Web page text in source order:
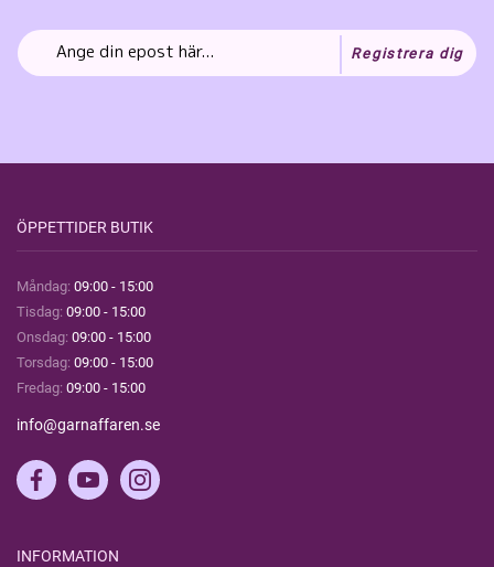
Registrera dig
ÖPPETTIDER BUTIK
Måndag: 09:00 - 15:00
Tisdag: 09:00 - 15:00
Onsdag: 09:00 - 15:00
Torsdag: 09:00 - 15:00
Fredag: 09:00 - 15:00
info@garnaffaren.se
INFORMATION